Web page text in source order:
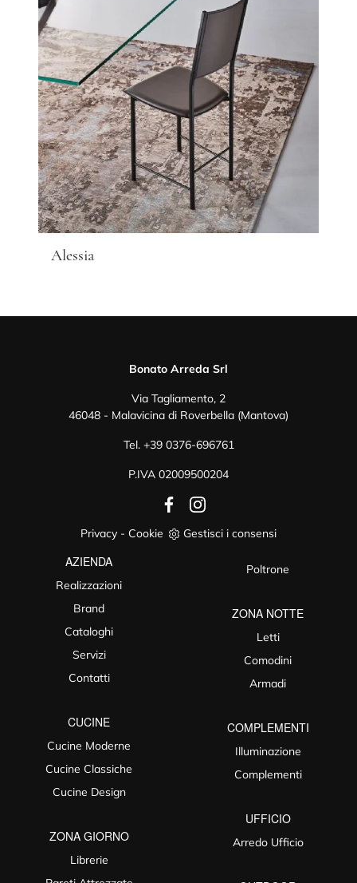
Alessia
Bonato Arreda Srl
Via Tagliamento, 2
46048 - Malavicina di Roverbella (Mantova)
Tel. +39 0376-696761
P.IVA 02009500204
Privacy - Cookie Gestisci i consensi
AZIENDA
Realizzazioni
Brand
Cataloghi
Servizi
Contatti
CUCINE
Cucine Moderne
Cucine Classiche
Cucine Design
ZONA GIORNO
Librerie
Poltrone
ZONA NOTTE
Letti
Comodini
Armadi
COMPLEMENTI
Illuminazione
Complementi
UFFICIO
Arredo Ufficio